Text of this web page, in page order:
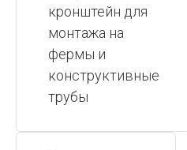
кронштейн для
монтажа на
фермы и
конструктивные
трубы